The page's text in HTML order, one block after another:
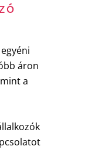
áron
a